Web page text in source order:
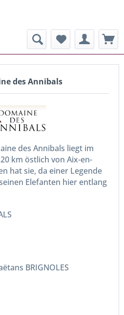
des Annibals
des Annibals liegt im
km östlich von Aix-en-
hat sie, da einer Legende
Elefanten hier entlang
BRIGNOLES